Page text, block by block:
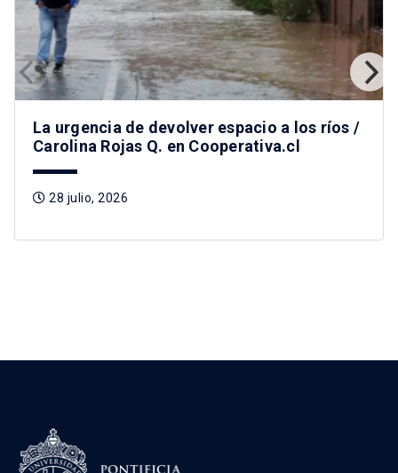
La urgencia de devolver espacio a los ríos /
Carolina Rojas Q. en Cooperativa.cl
28 julio, 2026